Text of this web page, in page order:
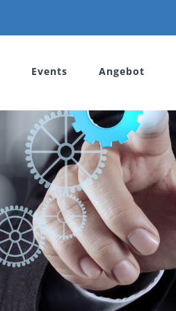
Events Angebot